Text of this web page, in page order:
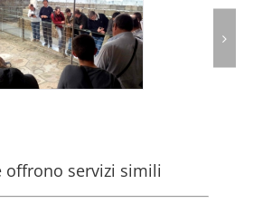
offrono servizi simili